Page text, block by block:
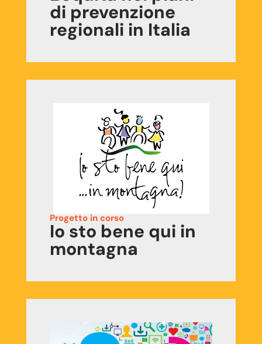
di prevenzione
regionali in Italia
Progetto in corso
Io sto bene qui in
montagna